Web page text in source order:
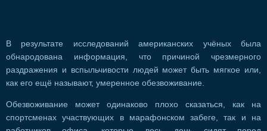
В результате исследований американских учёных была
обнародована информация, что причиной чрезмерного
раздражения и вспыльчивости людей может быть мягкое или,
как его ещё называют, умеренное обезвоживание.
Обезвоживание может одинаково плохо сказаться, как на
спортсменах участвующих в марафонском забеге, так и на